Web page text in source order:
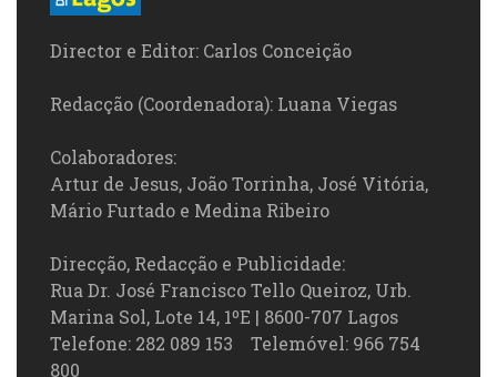
Director e Editor: Carlos Conceição
Redacção (Coordenadora): Luana Viegas
Colaboradores:
Artur de Jesus, João Torrinha, José Vitória,
Mário Furtado e Medina Ribeiro
Direcção, Redacção e Publicidade:
Rua Dr. José Francisco Tello Queiroz, Urb.
Marina Sol, Lote 14, 1ºE | 8600-707 Lagos
Telefone: 282 089 153 Telemóvel: 966 754
800